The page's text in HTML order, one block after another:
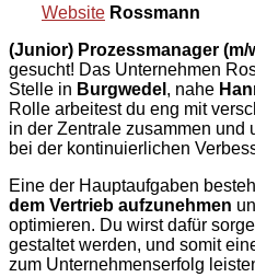
Website Rossmann
(Junior) Prozessmanager
gesucht! Das Unternehmen
Stelle in Burgwedel , nahe
Rolle arbeitest du eng mit
in der Zentrale zusammen und
bei der kontinuierlichen
Eine der Hauptaufgaben
dem Vertrieb aufzunehmen
optimieren. Du wirst dafür
gestaltet werden, und somit
zum Unternehmenserfolg